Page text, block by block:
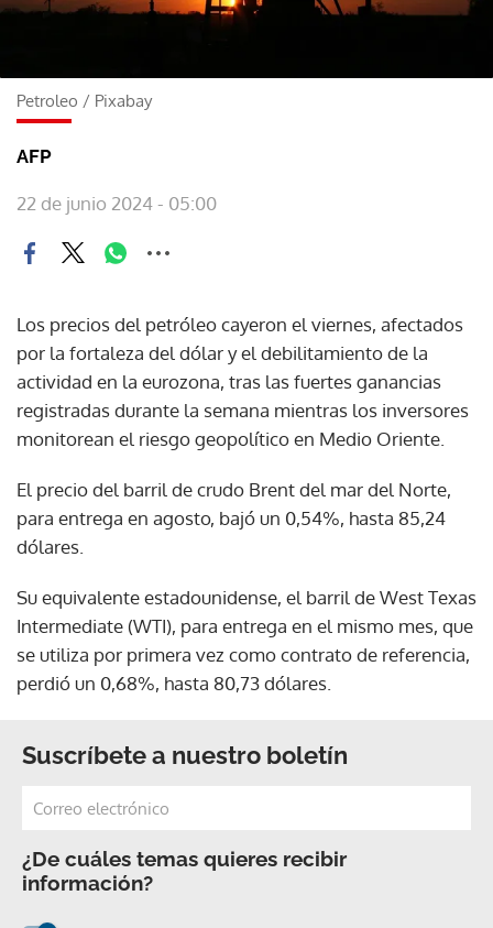
Petroleo / Pixabay
AFP
22 de junio 2024 - 05:00
Los precios del petróleo cayeron el viernes, afectados
por la fortaleza del dólar y el debilitamiento de la
actividad en la eurozona, tras las fuertes ganancias
registradas durante la semana mientras los inversores
monitorean el riesgo geopolítico en Medio Oriente.
El precio del barril de crudo Brent del mar del Norte,
para entrega en agosto, bajó un 0,54%, hasta 85,24
dólares.
Su equivalente estadounidense, el barril de West Texas
Intermediate (WTI), para entrega en el mismo mes, que
se utiliza por primera vez como contrato de referencia,
perdió un 0,68%, hasta 80,73 dólares.
Suscríbete a nuestro boletín
¿De cuáles temas quieres recibir
información?